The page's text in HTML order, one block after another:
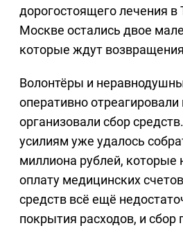
дорогостоящего лечения в
Москве остались двое
которые ждут
Волонтёры и
оперативно
организовали сбор
усилиям уже удалось
миллиона рублей, которые
оплату медицинских
средств всё ещё
покрытия расходов, и сбор